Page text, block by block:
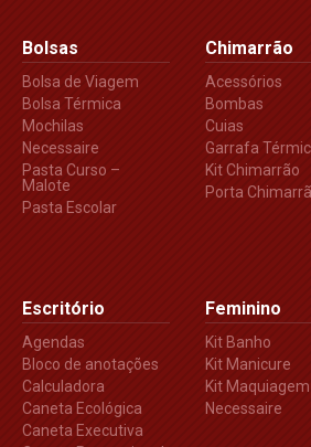
Bolsas
Bolsa de Viagem
Bolsa Térmica
Mochilas
Necessaire
Pasta Curso –
Malote
Pasta Escolar
Chimarrão
Acessórios
Bombas
Cuias
Garrafa
Kit Chimarrão
Porta
Escritório
Agendas
Bloco de anotações
Calculadora
Caneta Ecológica
Caneta Executiva
Feminino
Kit Banho
Kit Manicure
Kit Maquiagem
Necessaire